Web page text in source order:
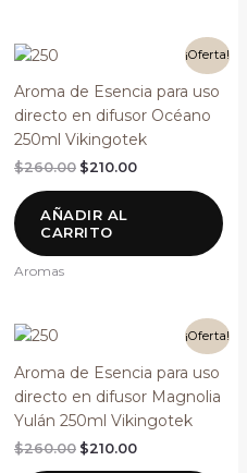
¡Oferta!
Aroma de Esencia para uso
directo en difusor Océano
250ml Vikingotek
$260.00
original
$260.00.
$210.00
actual
$210.00.
AÑADIR AL
CARRITO
Aromas
¡Oferta!
Aroma de Esencia para uso
directo en difusor Magnolia
Yulán 250ml Vikingotek
$260.00
original
era:
$260.00.
$210.00
actual
es:
$210.00.